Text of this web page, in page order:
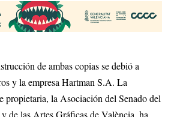
de ambas copias se debió a
y la empresa Hartman S.A. La
propietaria, la Asociación del Senado del
de las Artes Gráficas de València, ha